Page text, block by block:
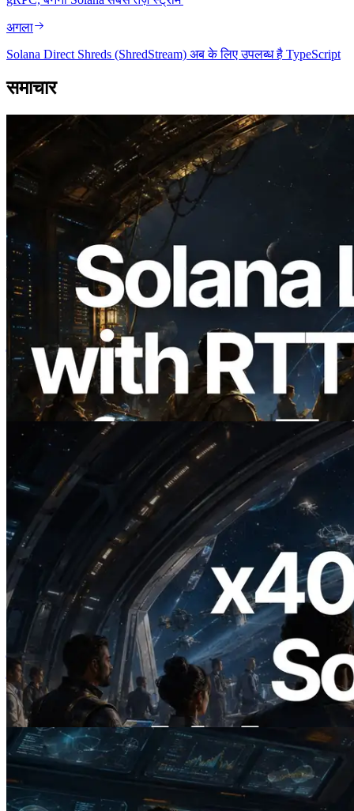
अगला
Solana Direct Shreds (ShredStream) अब के लिए उपलब्ध है TypeScript
समाचार
2026.08.05
ERPC का Solana Leader Slot API अब 7
वैश्विक क्षेत्रों से ping मापता है — Validators
Information API भी लॉन्च
यह लेख पढ़ें
2026.07.04
ERPC ने x402 समर्थित Solana RPC लॉन्च
किया — AI एजेंट अब जरूरत के API के लिए ऑन-
डिमांड भुगतान कर सकते हैं
यह लेख पढ़ें